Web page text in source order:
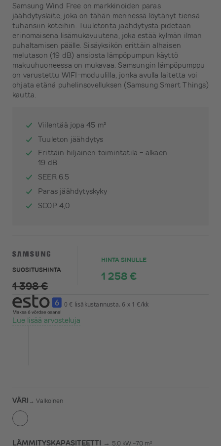
Samsung Wind Free on markkinoiden paras
jäähdytyslaite, joka on tähän mennessä löytänyt tiensä
tuhansiin koteihin. Tuuletonta jäähdytystä pidetään
erinomaisena lisämukavuutena, joka estää kylmän ilman
puhaltamisen päälle. Sisäyksikön erittäin alhaisen
melutason (19 dB) ansiosta lämpöpumpun käyttö
makuuhuoneessa on mukavaa. Samsungin lämpöpumppu
on varustettu WIFI-moduulilla, jonka avulla laitetta voi
ohjata etänä puhelinsovelluksen (Samsung Smart Things)
kautta.
Viilentää jopa 45 m²
Tuuleton jäähdytys
Erittäin hiljainen toimintatila - alkaen
19 dB
SEER 6.5
Paras jäähdytyskyky
SCOP 4,0
SUOSITUSHINTA
1 398 €
HINTA SINULLE
1 258 €
0 € lisäkustannusta. 6 x 1 €/kk
Lue lisää arvosteluja
VÄRI→ Valkoinen
LÄMMITYSKAPASITEETTI → 5.0 kW -70 m²